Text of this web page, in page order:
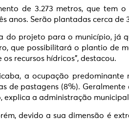
de 3.273 metros, que
anos. Serão plantadas cerca de
do projeto para o município, já
que possibilitará o plantio de
recursos hídricos”, destacou.
a ocupação
de pastagens (8%).
explica a administração
devido a sua dimensão é